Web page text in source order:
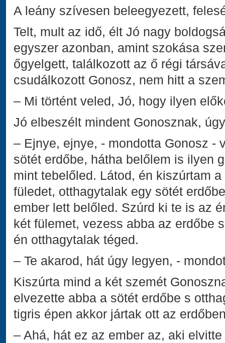
A leány szívesen beleegyezett,
Telt, mult az idő, élt Jó nagy
egyszer azonban, amint szokása
őgyelgett, találkozott az ő régi
csudálkozott Gonosz, nem hitt a
– Mi történt veled, Jó, hogy ilyen
Jó elbeszélt mindent Gonosznak,
– Ejnye, ejnye, - mondotta Gonosz -
sötét erdőbe, hátha belőlem is ilyen
mint tebelőled. Látod, én kiszúrtam
füledet, otthagytalak egy sötét
ember lett belőled. Szúrd ki te is az
két fülemet, vezess abba az erdőbe
én otthagytalak téged.
– Te akarod, hát úgy legyen, -
Kiszúrta mind a két szemét
elvezette abba a sötét erdőbe s
tigris épen akkor jártak ott az
– Ahá, hát ez az ember az, aki